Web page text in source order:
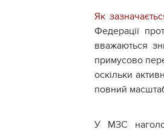
Як
Федерації
вважаються
примусово
оскільки
повний
У МЗС